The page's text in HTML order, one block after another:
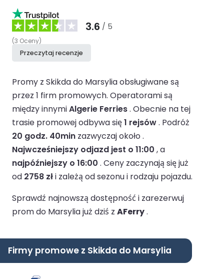
3.6 / 5
(3 Oceny)
Przeczytaj recenzje
Promy z Skikda do Marsylia obsługiwane są
przez 1 firm promowych. Operatorami są
między innymiAlgerie Ferries. Obecnie na tej
trasie promowej odbywa się1 rejsów. Podróż
20 godz. 40min zazwyczaj około .
Najwcześniejszy odjazd jest o 11:00 , a
najpóźniejszy o 16:00 . Ceny zaczynają się już
od 2758 złi zależą od sezonu i rodzaju pojazdu.
Sprawdź najnowszą dostępność i zarezerwuj
prom do Marsylia już dziś z AFerry.
Firmy promowe z Skikda do Marsylia